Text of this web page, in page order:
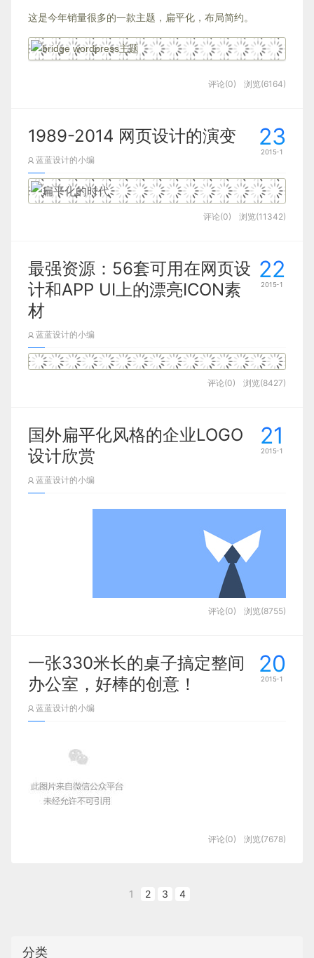
这是今年销量很多的一款主题，扁平化，布局简约。
评论(0) 浏览(6164)
23
2015-1
1989-2014 网页设计的演变
蓝蓝设计的小编
评论(0) 浏览(11342)
22
2015-1
最强资源：56套可用在网页设
计和APP UI上的漂亮ICON素
材
蓝蓝设计的小编
评论(0) 浏览(8427)
21
2015-1
国外扁平化风格的企业LOGO
设计欣赏
蓝蓝设计的小编
评论(0) 浏览(8755)
20
2015-1
一张330米长的桌子搞定整间
办公室，好棒的创意！
蓝蓝设计的小编
就能嗅到这公司血液里流淌着一种任性的气息，再加上他们
评论(0) 浏览(7678)
1 2 3 4
分类